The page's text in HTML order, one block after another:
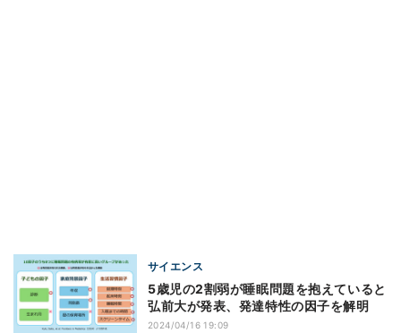
サイエンス
5歳児の2割弱が睡眠問題を抱えていると
弘前大が発表、発達特性の因子を解明
2024/04/16 19:09